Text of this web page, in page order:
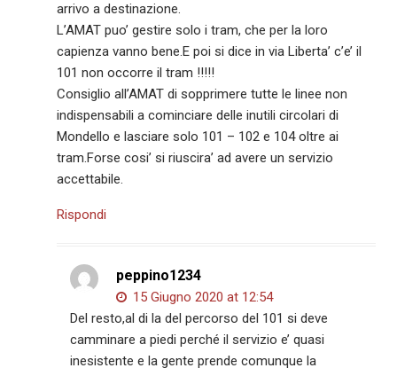
arrivo a destinazione.
L’AMAT puo’ gestire solo i tram, che per la loro
capienza vanno bene.E poi si dice in via Liberta’ c’e’ il
101 non occorre il tram !!!!!
Consiglio all’AMAT di sopprimere tutte le linee non
indispensabili a cominciare delle inutili circolari di
Mondello e lasciare solo 101 – 102 e 104 oltre ai
tram.Forse cosi’ si riuscira’ ad avere un servizio
accettabile.
Rispondi
peppino1234
15 Giugno 2020 at 12:54
Del resto,al di la del percorso del 101 si deve
camminare a piedi perché il servizio e’ quasi
inesistente e la gente prende comunque la